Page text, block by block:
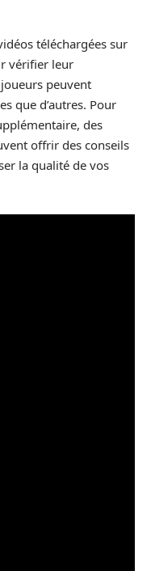
téléchargées sur
vérifier leur
peuvent
que d’autres. Pour
des
offrir des conseils
la qualité de vos